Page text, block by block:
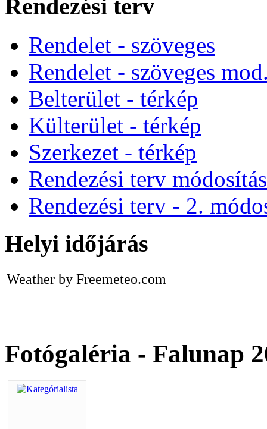
Rendezési terv
Rendelet - szöveges
Rendelet - szöveges
Belterület - térkép
Külterület - térkép
Szerkezet - térkép
Rendezési terv
Rendezési terv - 2.
Helyi időjárás
Weather by Freemeteo.com
Fotógaléria - Falunap